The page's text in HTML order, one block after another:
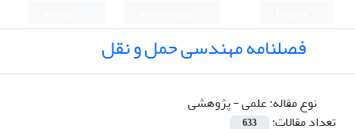
فصلنامه مهندسی حمل و نقل
نوع مقاله:علمی - پژوهشی
تعداد مقالات:
633